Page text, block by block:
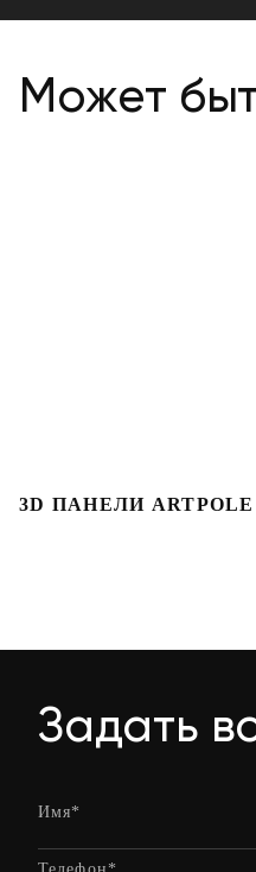
Может
3D ПАНЕЛИ ARTPOLE
Задать